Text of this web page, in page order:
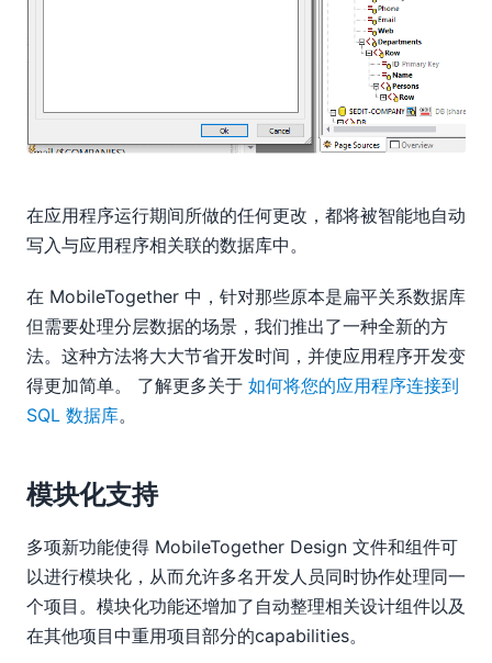
在应用程序运行期间所做的任何更改，都将被智能地自动
写入与应用程序相关联的数据库中。
在 MobileTogether 中，针对那些原本是扁平关系数据库
但需要处理分层数据的场景，我们推出了一种全新的方
法。这种方法将大大节省开发时间，并使应用程序开发变
得更加简单。 了解更多关于 如何将您的应用程序连接到
SQL 数据库。
模块化支持
多项新功能使得 MobileTogether Design 文件和组件可
以进行模块化，从而允许多名开发人员同时协作处理同一
个项目。模块化功能还增加了自动整理相关设计组件以及
在其他项目中重用项目部分的capabilities。